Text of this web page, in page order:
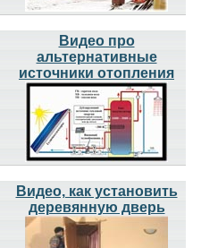
Видео про
альтернативные
источники отопления
Видео, как установить
деревянную дверь